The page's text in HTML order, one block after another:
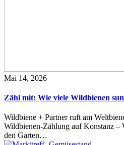
Mai 14, 2026
Zähl mit: Wie viele Wildbienen
Wildbiene + Partner ruft am
Wildbienen-Zählung auf Konstanz –
den Garten…